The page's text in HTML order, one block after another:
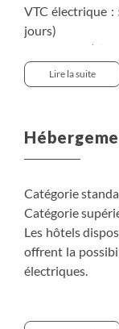
VTC électrique
jours)
Casque : 60$
Transfert
Transfert
propre vélo :
dimanche en
en juin, juillet
15h (durée :
moment de la
Lire la suite
Catégorie
Catégorie
Les hôtels
offrent la
électriques.